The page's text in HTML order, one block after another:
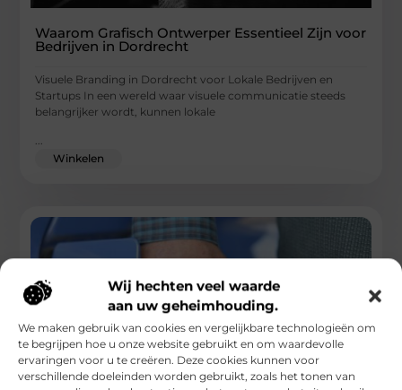
Wij hechten veel waarde
aan uw geheimhouding.
We maken gebruik van cookies en vergelijkbare technologieën om
te begrijpen hoe u onze website gebruikt en om waardevolle
ervaringen voor u te creëren. Deze cookies kunnen voor
verschillende doeleinden worden gebruikt, zoals het tonen van
Waarom Grafisch Ontwerper Essentieel Zijn voor
Bedrijven in Dordrecht
Visuele Branding in Dordrecht voor Lokale Bedrijven en
Startups In een wereld waar visuele communicatie steeds
belangrijker wordt, kunnen lokale
...
Winkelen